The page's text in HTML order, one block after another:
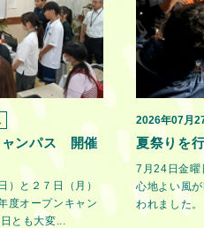
ャンパス 開催
）と２７日（月）
度オープンキャン
とも大変...
2026年07月
夏祭りを
7月24日金曜
心地よい風
われました